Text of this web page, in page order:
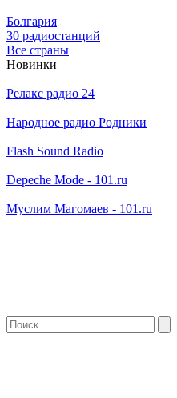
Болгария
30 радиостанций
Все страны
Новинки
Релакс радио 24
Народное радио Родники
Flash Sound Radio
Depeche Mode - 101.ru
Муслим Магомаев - 101.ru